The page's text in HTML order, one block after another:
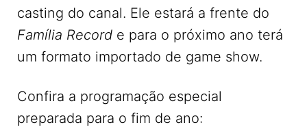
casting do canal. Ele estará a frente do
Família Record e para o próximo ano terá
um formato importado de game show.
Confira a programação especial
preparada para o fim de ano: